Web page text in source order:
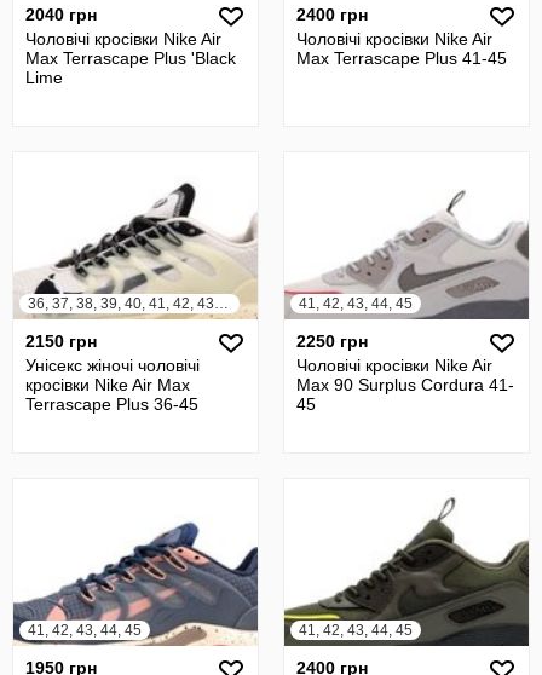
2040 грн
Чоловічі кросівки Nike Air
Max Terrascape Plus 'Black
Lime
2400 грн
Чоловічі кросівки Nike Air
Max Terrascape Plus 41-45
36, 37, 38, 39, 40, 41, 42, 43, 44, 45
2150 грн
Унісекс жіночі чоловічі
кросівки Nike Air Max
Terrascape Plus 36-45
41, 42, 43, 44, 45
2250 грн
Чоловічі кросівки Nike Air
Max 90 Surplus Cordura 41-
45
41, 42, 43, 44, 45
1950 грн
41, 42, 43, 44, 45
2400 грн